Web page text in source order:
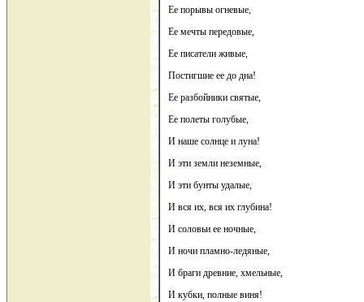
Ее порывы огневые,
Ее мечты передовые,
Ее писатели живые,
Постигшие ее до дна!
Ее разбойники святые,
Ее полеты голубые,
И наше солнце и луна!
И эти земли неземные,
И эти бунты удалые,
И вся их, вся их глубина!
И соловьи ее ночные,
И ночи пламно-ледяные,
И браги древние, хмельные,
И кубки, полные виня!